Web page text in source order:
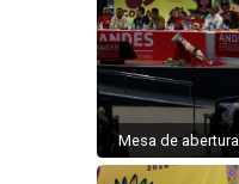
Mesa de abertura